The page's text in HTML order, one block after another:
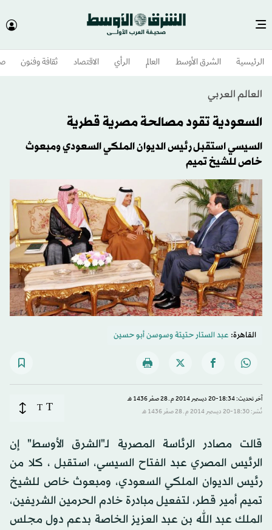
الرئيسية الشرق الأوسط​ العالم الرأي الاقتصاد ثقافة وفنون
العالم العربي
السعودية تقود مصالحة مصرية قطرية
السيسي استقبل رئيس الديوان الملكي السعودي ومبعوث
خاص للشيخ تميم
القاهرة: عبد الستار حتيتةوسوسن أبو حسين
آخر تحديث: 18:34-20 ديسمبر 2014 م ـ 28 صفَر 1436 هـ
نُشر: 18:30-20 ديسمبر 2014 م ـ 28 صفَر 1436 هـ
T
T
قالت مصادر الرئاسة المصرية لـ"الشرق الأوسط" إن
الرئيس المصري عبد الفتاح السيسي، استقبل ، كلا من
رئيس الديوان الملكي السعودي، ومبعوث خاص للشيخ
تميم أمير قطر، لتفعيل مبادرة خادم الحرمين الشريفين،
الملك عبد الله بن عبد العزيز الخاصة بدعم دول مجلس